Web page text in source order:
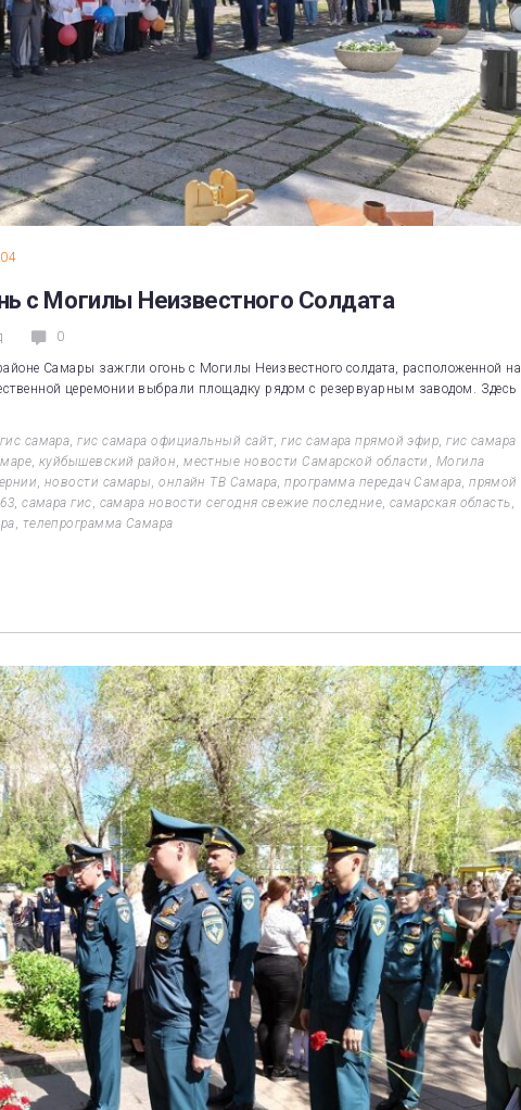
с Могилы Неизвестного Солдата
0
Самары зажгли огонь с Могилы Неизвестного солдата, расположенной на
церемонии выбрали площадку рядом с резервуарным заводом. Здесь
гис самара,гис самара официальный сайт,гис самара прямой эфир,гис самара
,куйбышевский район,местные новости Самарской области , Могила
,новости самары,онлайн ТВ Самара,программа передач Самара,прямой
,самара гис, самара новости сегодня свежие последние, самарская область,
, телепрограмма Самара